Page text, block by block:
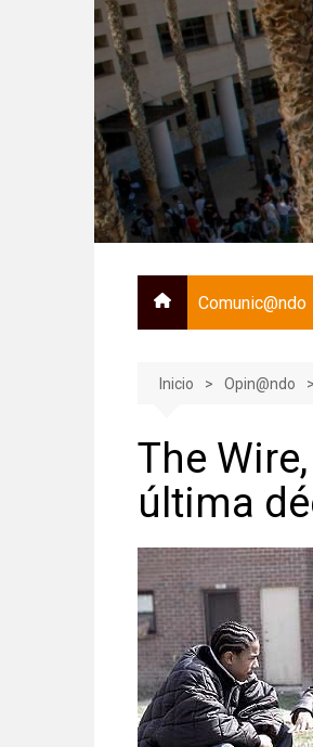
Comunic@ndo
Inicio Opin@ndo
The
última